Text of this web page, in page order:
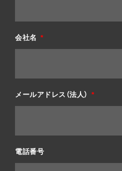
会社名
メールアドレス（法人）
電話番号